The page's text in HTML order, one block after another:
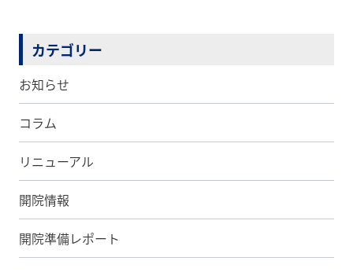
カテゴリー
お知らせ
コラム
リニューアル
開院情報
開院準備レポート